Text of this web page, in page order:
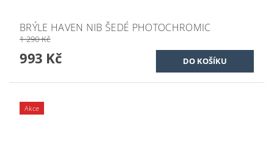
BRÝLE HAVEN NIB ŠEDÉ PHOTOCHROMIC
1 290 Kč
993 Kč
Akce